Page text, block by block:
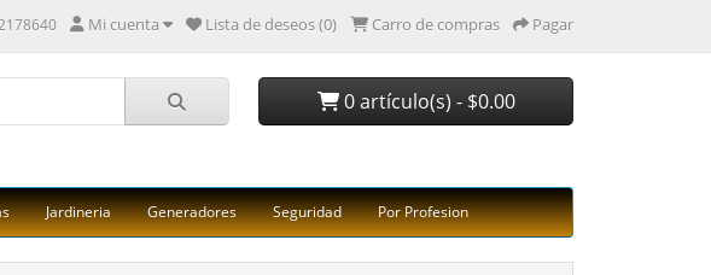
Mi cuenta Lista de deseos (0) Carro de compras Pagar
0 artículo(s) - $0.00
Jardineria Generadores Seguridad Por Profesion